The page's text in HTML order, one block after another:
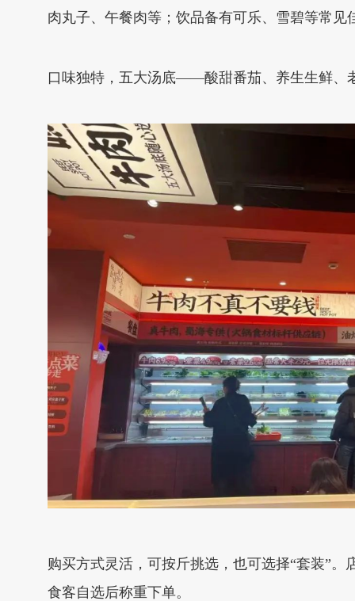
肉丸子、午餐肉等；饮品备有可乐、雪碧等常见
口味独特，五大汤底——酸甜番茄、养生生鲜、
购买方式灵活，可按斤挑选，也可选择“套装”
食客自选后称重下单。